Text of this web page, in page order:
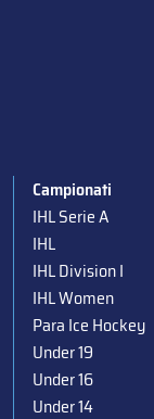
Campionati
IHL Serie A
IHL
IHL Division I
IHL Women
Para Ice Hockey
Under 19
Under 16
Under 14